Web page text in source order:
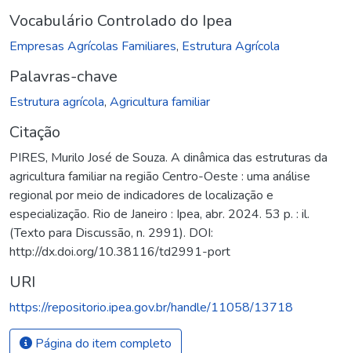
Vocabulário Controlado do Ipea
Empresas Agrícolas Familiares, Estrutura Agrícola
Palavras-chave
Estrutura agrícola, Agricultura familiar
Citação
PIRES, Murilo José de Souza. A dinâmica das estruturas da
agricultura familiar na região Centro-Oeste : uma análise
regional por meio de indicadores de localização e
especialização. Rio de Janeiro : Ipea, abr. 2024. 53 p. : il.
(Texto para Discussão, n. 2991). DOI:
http://dx.doi.org/10.38116/td2991-port
URI
https://repositorio.ipea.gov.br/handle/11058/13718
Página do item completo